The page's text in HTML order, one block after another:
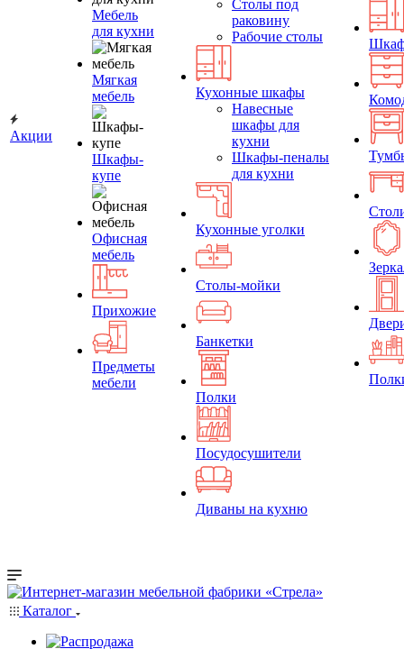
Акции
Мебель
для кухни
Мягкая
мебель
Шкафы-
купе
Офисная
мебель
Прихожие
Предметы
мебели
Столы под
раковину
Рабочие столы
Кухонные шкафы
Навесные
шкафы для
кухни
Шкафы-пеналы
для кухни
Кухонные уголки
Столы-мойки
Банкетки
Полки
Посудосушители
Диваны на кухню
Каталог